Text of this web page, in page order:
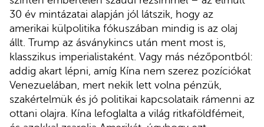
30 év mintázatai alapján jól látszik, hogy az
amerikai külpolitika fókuszában mindig is az olaj
állt. Trump az ásványkincs után ment most is,
klasszikus imperialistaként. Vagy más nézőpontból:
addig akart lépni, amíg Kína nem szerez pozíciókat
Venezuelában, mert nekik lett volna pénzük,
szakértelmük és jó politikai kapcsolataik rámenni az
ottani olajra. Kína lefoglalta a világ ritkaföldfémeit,